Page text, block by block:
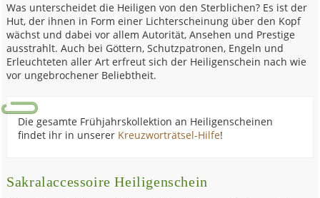
Was unterscheidet die Heiligen von den Sterblichen? Es ist der
Hut, der ihnen in Form einer Lichterscheinung über den Kopf
wächst und dabei vor allem Autorität, Ansehen und Prestige
ausstrahlt. Auch bei Göttern, Schutzpatronen, Engeln und
Erleuchteten aller Art erfreut sich der Heiligenschein nach wie
vor ungebrochener Beliebtheit.
Die gesamte Frühjahrskollektion an Heiligenscheinen
findet ihr in unserer Kreuzworträtsel-Hilfe!
Sakralaccessoire Heiligenschein